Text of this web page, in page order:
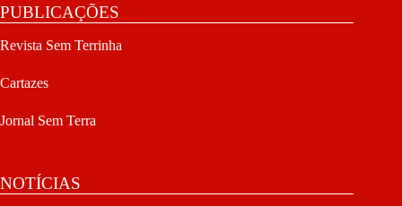
PUBLICAÇÕES
Revista Sem Terrinha
Cartazes
Jornal Sem Terra
NOTÍCIAS